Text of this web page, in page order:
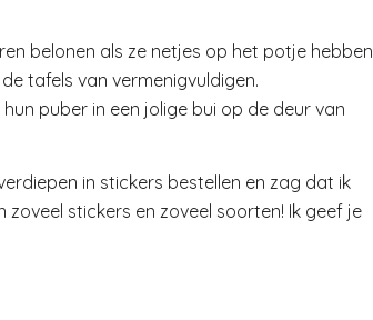
belonen als ze netjes op het potje hebben
tafels van vermenigvuldigen.
puber in een jolige bui op de deur van
in stickers bestellen en zag dat ik
stickers en zoveel soorten! Ik geef je